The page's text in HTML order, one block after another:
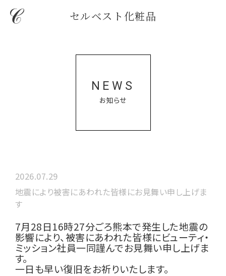
セルベスト化粧品
NEWS
お知らせ
2026.07.29
地震により被害にあわれた皆様にお見舞い申し上げま
す
7月28日16時27分ごろ熊本で発生した地震の
影響により、被害にあわれた皆様にビューティ・
ミッション社員一同謹んでお見舞い申し上げま
す。
一日も早い復旧をお祈りいたします。